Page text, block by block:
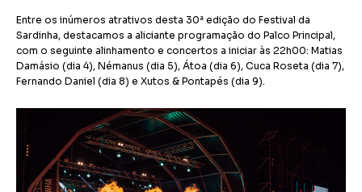
Entre os inúmeros atrativos desta 30ª edição do Festival da
Sardinha, destacamos a aliciante programação do Palco Principal,
com o seguinte alinhamento e concertos a iniciar às 22h00: Matias
Damásio (dia 4), Némanus (dia 5), Átoa (dia 6), Cuca Roseta (dia 7),
Fernando Daniel (dia 8) e Xutos & Pontapés (dia 9).